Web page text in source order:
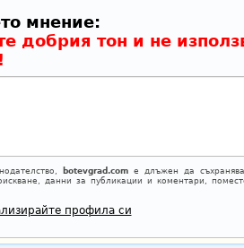
мнение:
добрия тон и не
botevgrad.comе длъжен да
данни за публикации и коментари,
профила си